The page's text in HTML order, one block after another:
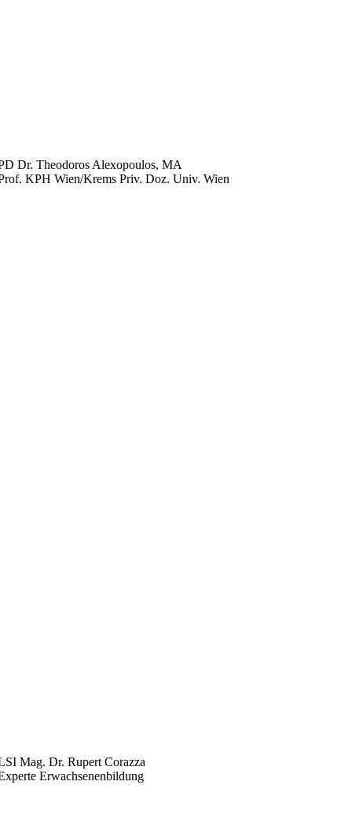
Dr. Theodoros Alexopoulos, MA
KPH Wien/Krems Priv. Doz. Univ. Wien
Mag. Dr. Rupert Corazza
Erwachsenenbildung